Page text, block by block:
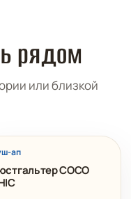
рядом
или близкой
ап
COCO